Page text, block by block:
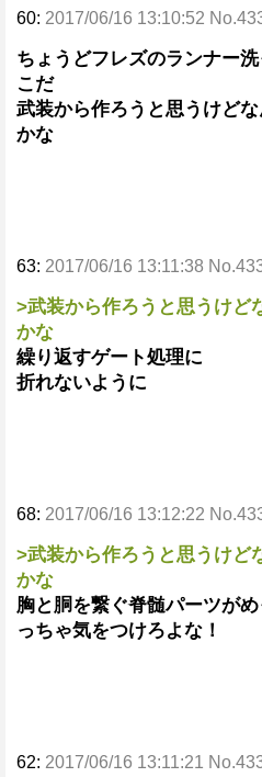
60: 2017/06/16 13:10:52
ちょうどフレズのランナー
こだ
武装から作ろうと思うけど
かな
63: 2017/06/16 13:11:38
>武装から作ろうと思うけど
かな
繰り返すゲート処理に
折れないように
68: 2017/06/16 13:12:22
>武装から作ろうと思うけど
かな
胸と胴を繋ぐ脊髄パーツが
っちゃ気をつけろよな！
62: 2017/06/16 13:11:21